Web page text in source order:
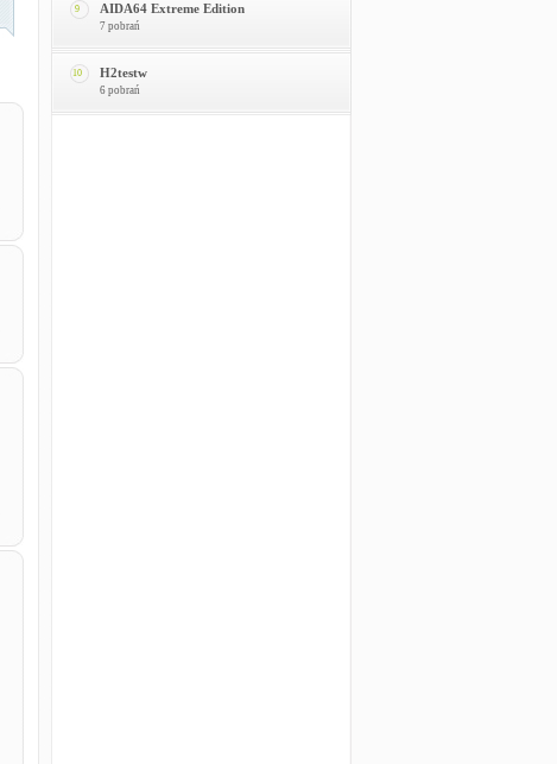
9 AIDA64 Extreme Edition
7 pobrań
10 H2testw
6 pobrań